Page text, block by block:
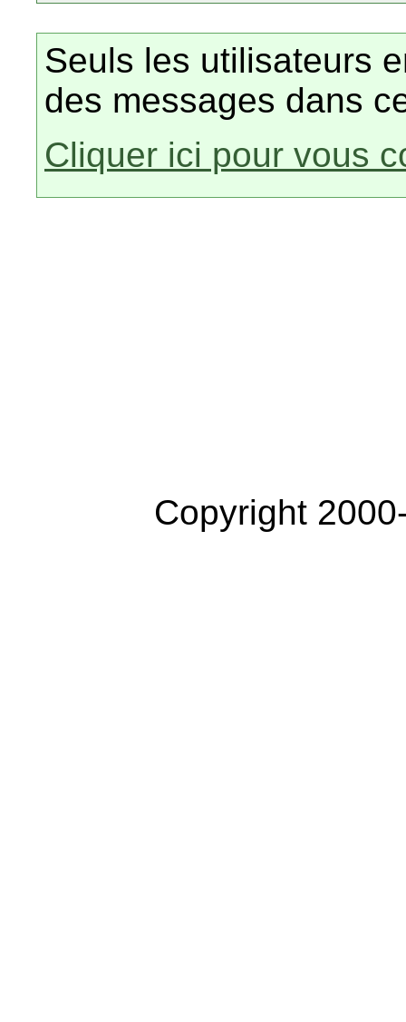
Seuls les utilisateurs
des messages dans
Cliquer ici pour vous
Copyright